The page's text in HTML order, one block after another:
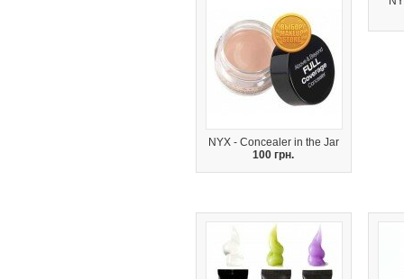
NYX - Concealer in the Jar
100 грн.